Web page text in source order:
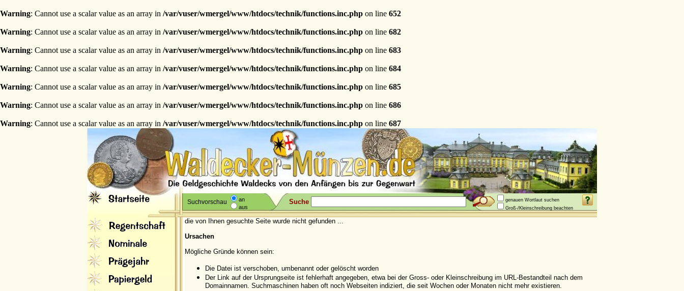
Warning: Cannot use a scalar value as an array in /var/vuser/wmergel/www/htdocs/technik/functions.inc.php on line 652
Warning: Cannot use a scalar value as an array in /var/vuser/wmergel/www/htdocs/technik/functions.inc.php on line 682
Warning: Cannot use a scalar value as an array in /var/vuser/wmergel/www/htdocs/technik/functions.inc.php on line 683
Warning: Cannot use a scalar value as an array in /var/vuser/wmergel/www/htdocs/technik/functions.inc.php on line 684
Warning: Cannot use a scalar value as an array in /var/vuser/wmergel/www/htdocs/technik/functions.inc.php on line 685
Warning: Cannot use a scalar value as an array in /var/vuser/wmergel/www/htdocs/technik/functions.inc.php on line 686
Warning: Cannot use a scalar value as an array in /var/vuser/wmergel/www/htdocs/technik/functions.inc.php on line 687
Suchvorschau
an
aus
Suche
genauen Wortlaut suchen
Groß-/Kleinschreibung beachten
die von Ihnen gesuchte Seite wurde nicht gefunden ...
Ursachen
Mögliche Gründe können sein:
Die Datei ist verschoben, umbenannt oder gelöscht worden
Der Link auf der Ursprungseite ist fehlerhaft angegeben, etwa bei der Gross- oder Kleinschreibung im URL-Bestandteil nach dem
Domainnamen. Suchmaschinen haben oft noch Webseiten indiziert, die seit Wochen oder Monaten nicht mehr existieren.